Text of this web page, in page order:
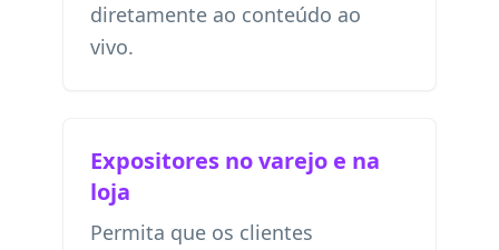
diretamente ao conteúdo ao
vivo.
Expositores no varejo e na
loja
Permita que os clientes